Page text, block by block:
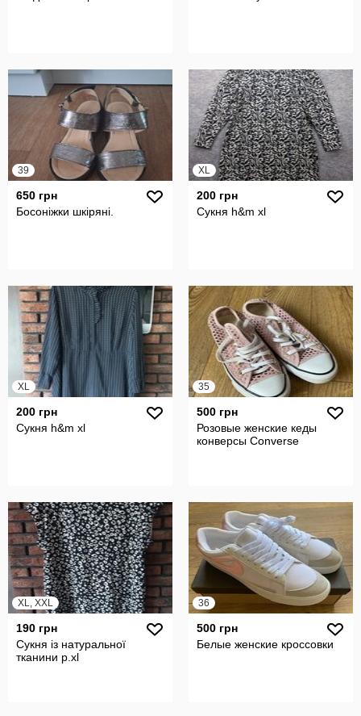
39
650 грн
Босоніжки шкіряні.
XL
200 грн
Сукня h&m xl
XL
200 грн
Сукня h&m xl
35
500 грн
Розовые женские кеды
конверсы Converse
XL, XXL
190 грн
Сукня із натуральної
тканини р.xl
36
500 грн
Белые женские кроссовки